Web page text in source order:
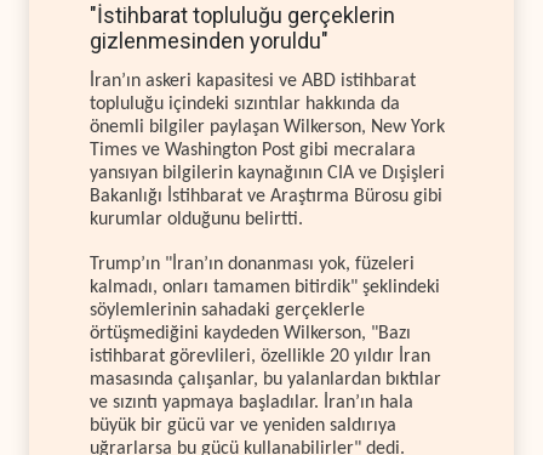
"İstihbarat topluluğu gerçeklerin
gizlenmesinden yoruldu"
İran’ın askeri kapasitesi ve ABD istihbarat
topluluğu içindeki sızıntılar hakkında da
önemli bilgiler paylaşan Wilkerson, New York
Times ve Washington Post gibi mecralara
yansıyan bilgilerin kaynağının CIA ve Dışişleri
Bakanlığı İstihbarat ve Araştırma Bürosu gibi
kurumlar olduğunu belirtti.
Trump’ın "İran’ın donanması yok, füzeleri
kalmadı, onları tamamen bitirdik" şeklindeki
söylemlerinin sahadaki gerçeklerle
örtüşmediğini kaydeden Wilkerson, "Bazı
istihbarat görevlileri, özellikle 20 yıldır İran
masasında çalışanlar, bu yalanlardan bıktılar
ve sızıntı yapmaya başladılar. İran’ın hala
büyük bir gücü var ve yeniden saldırıya
uğrarlarsa bu gücü kullanabilirler" dedi.